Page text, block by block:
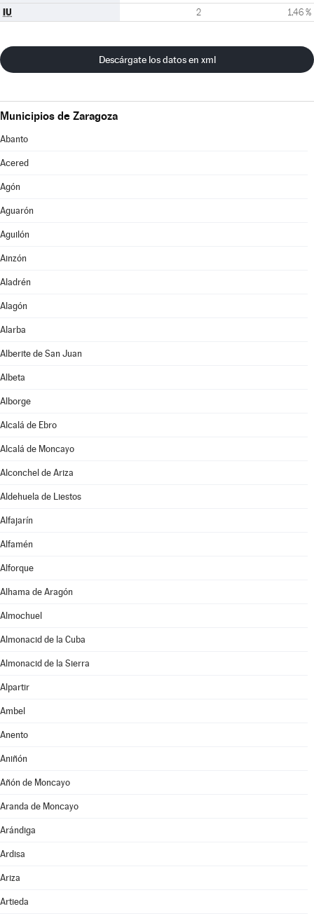
IU 2 1,46 %
Descárgate los datos en xml
Municipios de Zaragoza
Abanto
Acered
Agón
Aguarón
Aguilón
Ainzón
Aladrén
Alagón
Alarba
Alberite de San Juan
Albeta
Alborge
Alcalá de Ebro
Alcalá de Moncayo
Alconchel de Ariza
Aldehuela de Liestos
Alfajarín
Alfamén
Alforque
Alhama de Aragón
Almochuel
Almonacid de la Cuba
Almonacid de la Sierra
Alpartir
Ambel
Anento
Aniñón
Añón de Moncayo
Aranda de Moncayo
Arándiga
Ardisa
Ariza
Artieda